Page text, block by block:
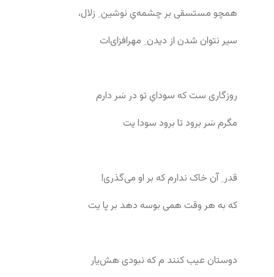
همچو مستسقی بر چشمه‌یِ نوشین ِ زلال،
سیر نتوان شدن از دیدن ِ مهرافزای‌ات
روزگاری ست که سودایِ تو در سَر دارم
مگرم سَر برود تا برود سودا یت
قدر ِ آن خاک ندارم که بر او می‌گذری!
که به هر وقت همی بوسه دهد بر پا یت
دوستان عیب کنند م که نبودی هش‌یار